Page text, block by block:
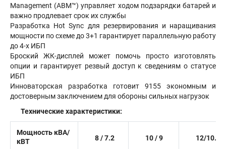
Management (ABM™) управляет ходом подзарядки батарей и
важно продлевает срок их службы
Разработка Hot Sync для резервирования и наращивания
мощности по схеме до 3+1 гарантирует параллельную работу
до 4-х ИБП
Броский ЖК-дисплей может помочь просто изготовлять
опции и гарантирует резвый доступ к сведениям о статусе
ИБП
Инноваторская разработка готовит 9155 экономным и
достоверным заключением для обороны сильных нагрузок
Технические характеристики:
Мощность кВА/
кВТ
8 / 7.2 10 / 9 12/10.8